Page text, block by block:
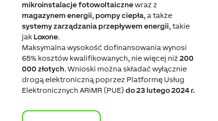
mikroinstalacje fotowoltaicznewraz z
magazynem energii, pompy ciepła, a także
systemy zarządzania przepływem energii, takie
jak Loxone.
Maksymalna wysokość dofinansowania wynosi
65% kosztów kwalifikowanych, nie więcej niż 200
000 złotych. Wnioski można składać wyłącznie
drogą elektroniczną poprzez Platformę Usług
Elektronicznych ARiMR (PUE) do 23 lutego 2024 r.